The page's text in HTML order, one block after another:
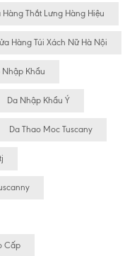
Hàng Thắt Lưng Hàng Hiệu
Hàng Túi Xách Nữ Hà Nội
Nhập Khẩu
Da Nhập Khẩu Ý
Da Thao Moc Tuscany
Cấp